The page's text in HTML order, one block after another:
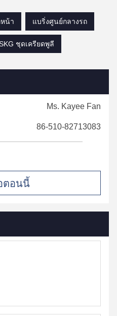
น้า แบริ่งศูนย์กลางรถ
ชุดเครียดพูลี
Ms. Kayee Fan
86-510-82713083
ตอนนี้